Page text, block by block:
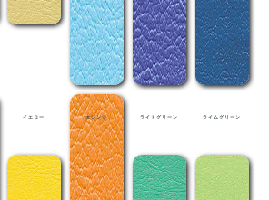
イエロー オレンジ ライトグリーン ライムグリーン